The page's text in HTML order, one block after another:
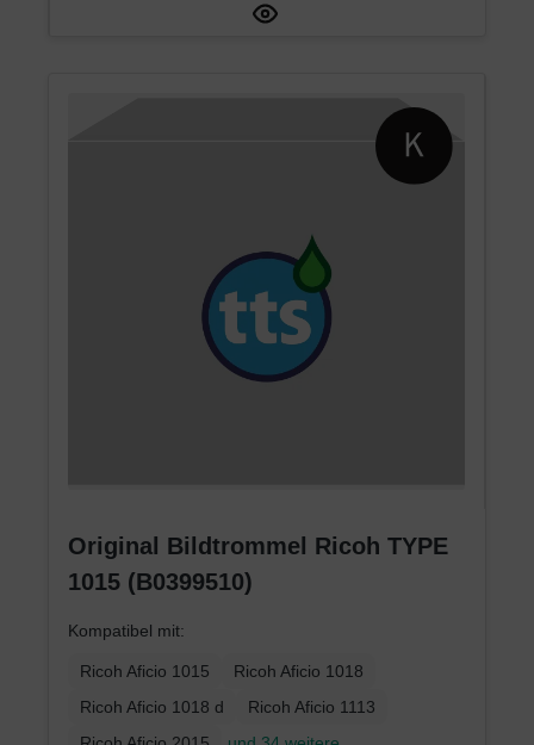
Original Bildtrommel Ricoh TYPE
1015 (B0399510)
Kompatibel mit:
Ricoh Aficio 1015
Ricoh Aficio 1018
Ricoh Aficio 1018 d
Ricoh Aficio 1113